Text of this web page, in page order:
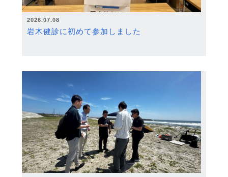
2026.07.08
岩木健診に初めて参加しました